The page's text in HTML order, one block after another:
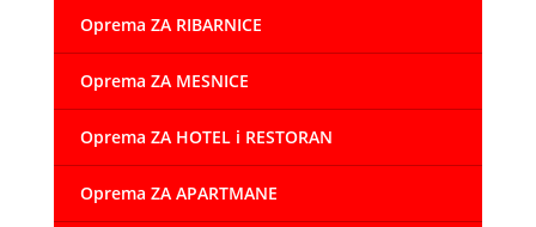
Oprema ZA RIBARNICE
Oprema ZA MESNICE
Oprema ZA HOTEL i RESTORAN
Oprema ZA APARTMANE